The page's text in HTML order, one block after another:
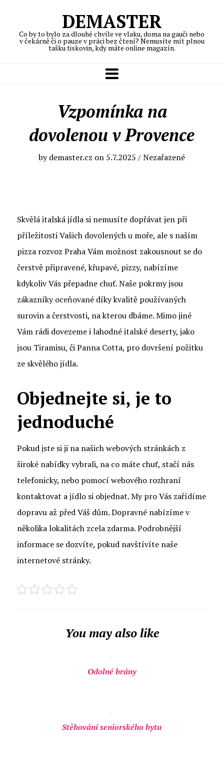
DEMASTER
Co by to bylo za dlouhé chvíle ve vlaku, doma na gauči nebo
v čekárně či o pauze v práci bez čtení? Nemusíte mít plnou
tašku tiskovin, kdy máte online magazín.
Vzpomínka na
dovolenou v Provence
bydemaster.cz on 5.7.2025 / Nezařazené
Skvělá italská jídla si nemusíte dopřávat jen při
příležitosti Vašich dovolených u moře, ale s naším
pizza rozvoz PrahaVám možnost zakousnout se do
čerstvě připravené, křupavé, pizzy, nabízíme
kdykoliv Vás přepadne chuť. Naše pokrmy jsou
zákazníky oceňované díky kvalitě používaných
surovin a čerstvosti, na kterou dbáme. Mimo jiné
Vám rádi dovezeme i lahodné italské deserty, jako
jsou Tiramisu, či Panna Cotta, pro dovršení požitku
ze skvělého jídla.
Objednejte si, je to
jednoduché
Pokud jste si ji na našich webových stránkách z
široké nabídky vybrali, na co máte chuť, stačí nás
telefonicky, nebo pomocí webového rozhraní
kontaktovat a jídlo si objednat. My pro Vás zařídíme
dopravu až před Váš dům. Dopravné nabízíme v
několika lokalitách zcela zdarma. Podrobnější
informace se dozvíte, pokud navštívíte naše
internetové stránky.
You may also like
Odolné brány
Stěhování seniorského bytu